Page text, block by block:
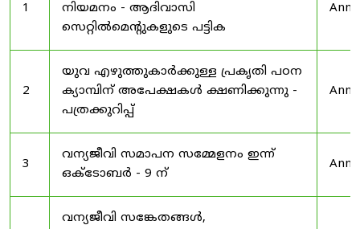
1
നിയമനം - ആദിവാസി
സെറ്റിൽമെന്റുകളുടെ പട്ടിക
2
യുവ എഴുത്തുകാർക്കുള്ള പ്രകൃതി പഠന
ക്യാമ്പിന് അപേക്ഷകൾ ക്ഷണിക്കുന്നു -
പത്രക്കുറിപ്പ്
3
വന്യജീവി സമാപന സമ്മേളനം ഇന്ന്
ഒക്ടോബർ - 9 ന്
വന്യജീവി സങ്കേതങ്ങൾ,